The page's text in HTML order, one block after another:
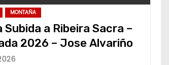
MONTAÑA
Subida a Ribeira Sacra –
2026 – Jose Alvariño